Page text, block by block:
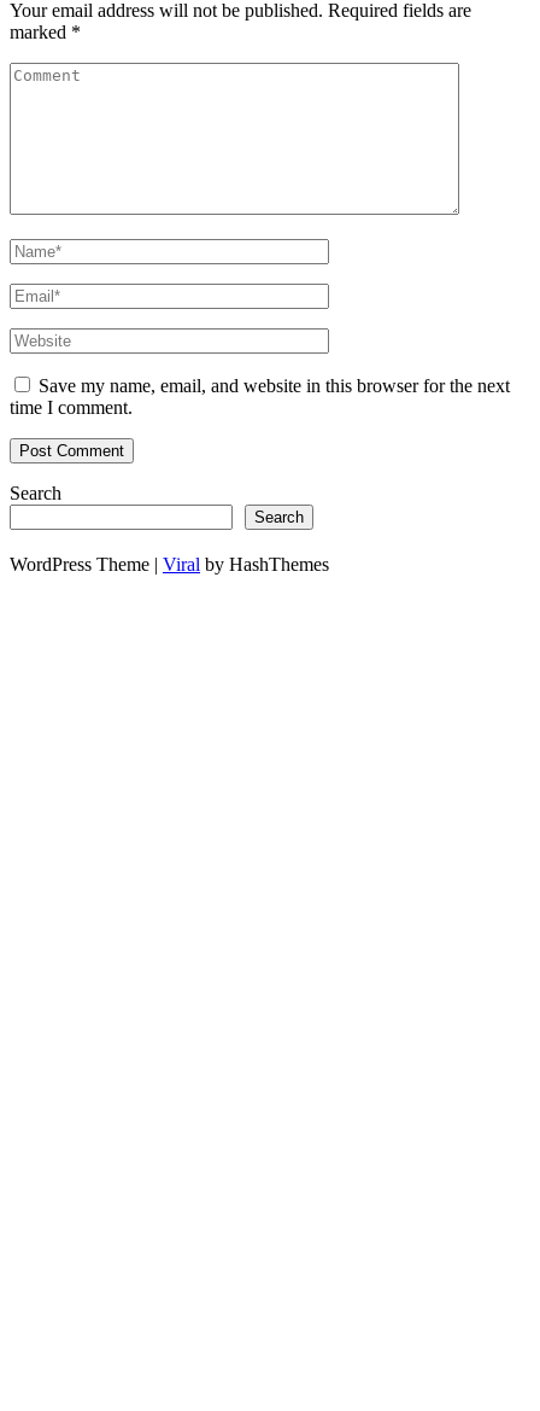
Your email address will not be published. Required fields are
marked *
Save my name, email, and website in this browser for the next
time I comment.
Search
Search
WordPress Theme | Viral by HashThemes